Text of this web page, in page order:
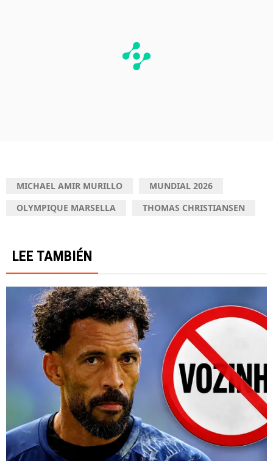
MICHAEL AMIR MURILLO
MUNDIAL 2026
OLYMPIQUE MARSELLA
THOMAS CHRISTIANSEN
LEE TAMBIÉN